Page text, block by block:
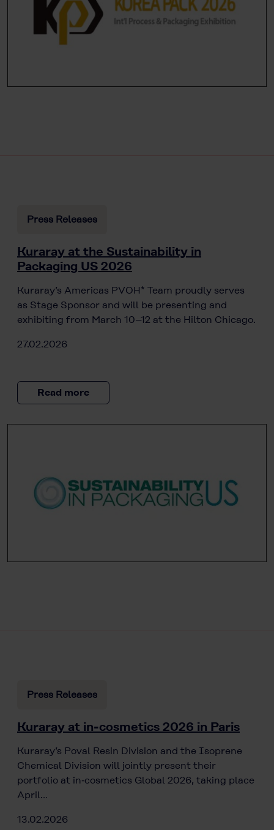
Press Releases
Kuraray at the Sustainability in
Packaging US 2026
Kuraray’s Americas PVOH* Team proudly serves
as Stage Sponsor and will be presenting and
exhibiting from March 10–12 at the Hilton Chicago.
27.02.2026
Read more
Press Releases
Kuraray at in-cosmetics 2026 in Paris
Kuraray’s Poval Resin Division and the Isoprene
Chemical Division will jointly present their
portfolio at in‑cosmetics Global 2026, taking place
April…
13.02.2026